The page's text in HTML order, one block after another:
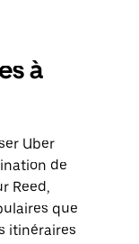
à
Uber
de
Reed,
que
itinéraires